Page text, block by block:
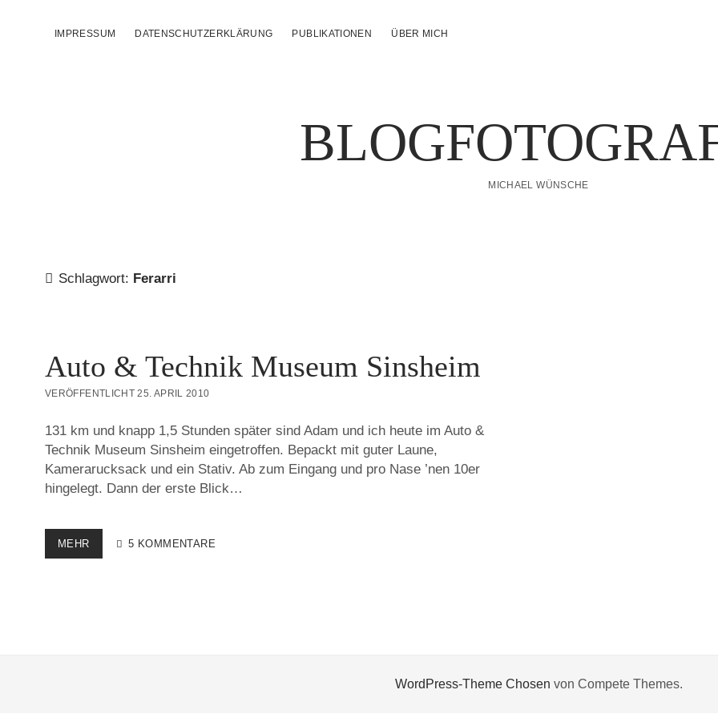
IMPRESSUM DATENSCHUTZERKLÄRUNG PUBLIKATIONEN ÜBER MICH
MICHAEL WÜNSCHE
Schlagwort: Ferarri
Auto & Technik Museum Sinsheim
VERÖFFENTLICHT 25. APRIL 2010
131 km und knapp 1,5 Stunden später sind Adam und ich heute im Auto &
Technik Museum Sinsheim eingetroffen. Bepackt mit guter Laune,
Kamerarucksack und ein Stativ. Ab zum Eingang und pro Nase ’nen 10er
hingelegt. Dann der erste Blick…
MEHRAUTO
&
5 KOMMENTARE
WordPress-Theme Chosen von Compete Themes.